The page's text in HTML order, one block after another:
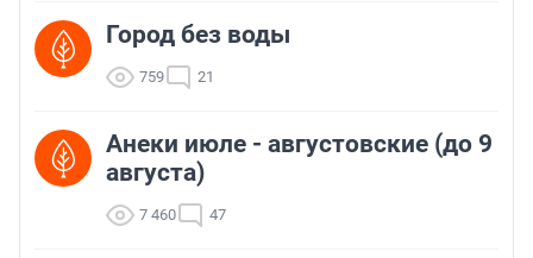
Город без воды
759 21
Анеки июле - августовские (до 9
августа)
7 460 47